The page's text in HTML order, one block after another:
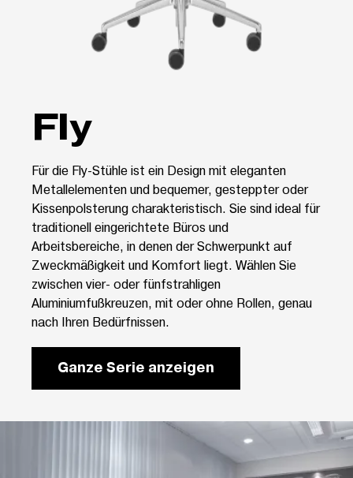
Fly
Für die Fly-Stühle ist ein Design mit eleganten
Metallelementen und bequemer, gesteppter oder
Kissenpolsterung charakteristisch. Sie sind ideal für
traditionell eingerichtete Büros und
Arbeitsbereiche, in denen der Schwerpunkt auf
Zweckmäßigkeit und Komfort liegt. Wählen Sie
zwischen vier- oder fünfstrahligen
Aluminiumfußkreuzen, mit oder ohne Rollen, genau
nach Ihren Bedürfnissen.
Ganze Serie anzeigen